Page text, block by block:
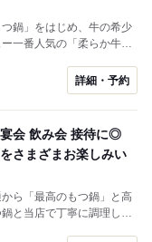
鍋」をはじめ、牛の希少
一番人気の「柔らか牛す
送の最高級品「馬刺し三
工程を行い生食感に近く安
だける「生食感 和牛ユッ
おやまこだわりの逸品が
なセットメニュー。
詳細・予約
会 飲み会 接待に◎
さまざまお楽しみい
ら「最高のもつ鍋」と高
と当店で丁寧に調理した